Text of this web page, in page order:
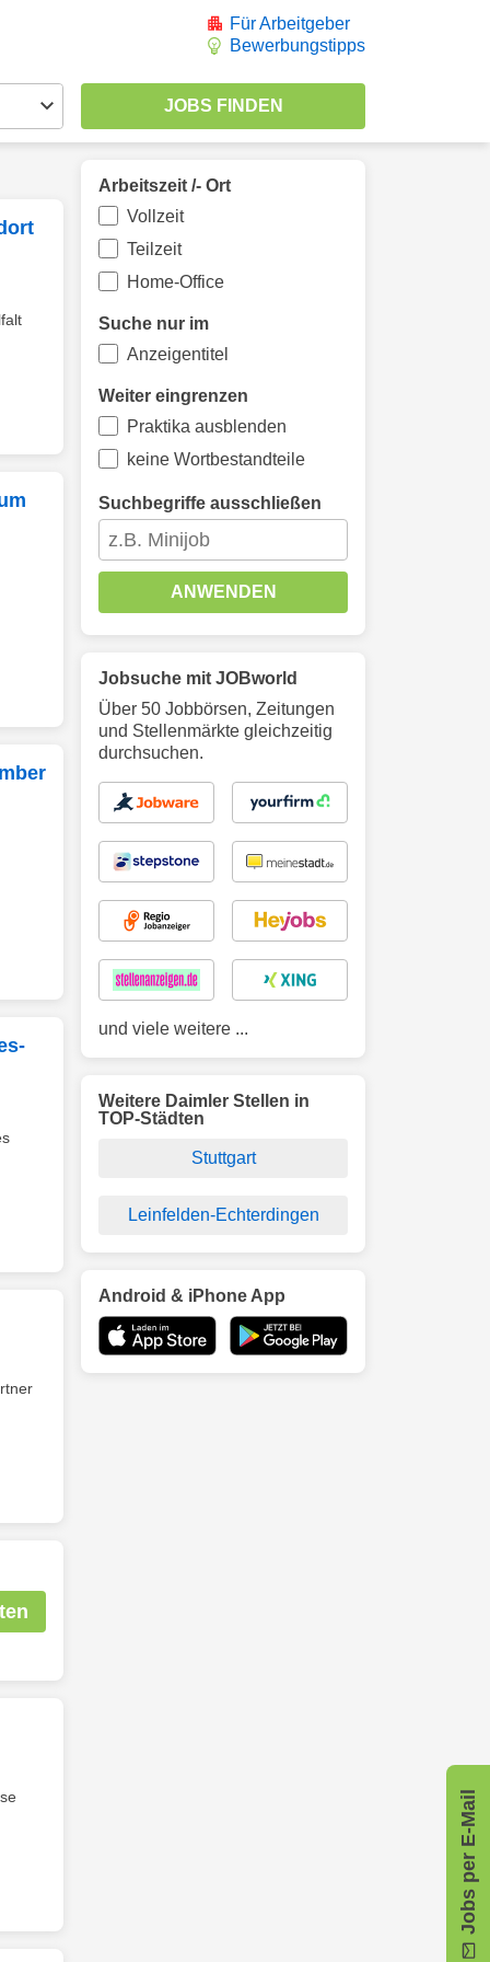
Für Arbeitgeber
Bewerbungstipps
Jobs per E-Mail
Arbeitszeit /- Ort
Vollzeit
Teilzeit
Home-Office
Suche nur im
Anzeigentitel
Weiter eingrenzen
Praktika ausblenden
keine Wortbestandteile
Suchbegriffe ausschließen
ANWENDEN
Jobsuche mit JOBworld
Über 50 Jobbörsen, Zeitungen
und Stellenmärkte gleichzeitig
durchsuchen.
und viele weitere ...
Weitere Daimler Stellen in
TOP-Städten
Stuttgart
Leinfelden-Echterdingen
Android & iPhone App